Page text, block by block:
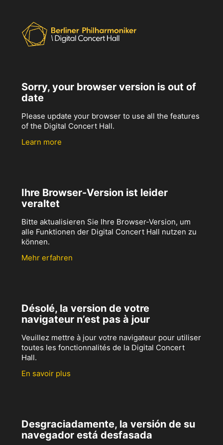
Sorry, your browser version is out of
date
Please update your browser to use all the features
of the Digital Concert Hall.
Learn more
Ihre Browser-Version ist leider
veraltet
Bitte aktualisieren Sie Ihre Browser-Version, um
alle Funktionen der Digital Concert Hall nutzen zu
können.
Mehr erfahren
Désolé, la version de votre
navigateur n’est pas à jour
Veuillez mettre à jour votre navigateur pour utiliser
toutes les fonctionnalités de la Digital Concert
Hall.
En savoir plus
Desgraciadamente, la versión de su
navegador está desfasada